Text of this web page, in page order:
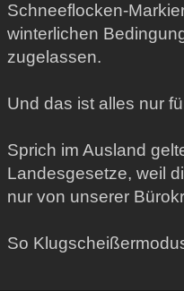
Schneeflocken-
winterlichen
zugelassen.
Und das ist alles nur
Sprich im Ausland
Landesgesetze, weil
nur von unserer
So